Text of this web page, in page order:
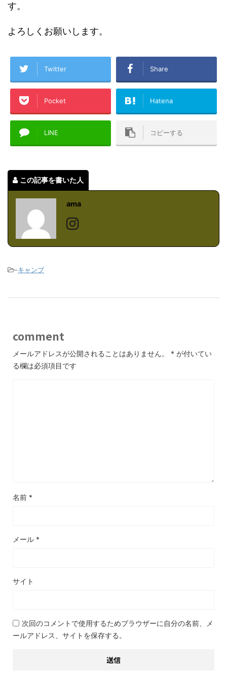
す。
よろしくお願いします。
Twitter Share
Pocket Hatena
LINE コピーする
この記事を書いた人
ama
-キャンプ
comment
メールアドレスが公開されることはありません。 * が付いてい
る欄は必須項目です
名前 *
メール *
サイト
次回のコメントで使用するためブラウザーに自分の名前、メ
ールアドレス、サイトを保存する。